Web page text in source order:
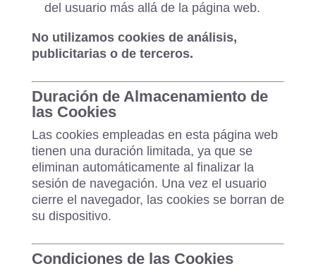
del usuario más allá de la página web.
No utilizamos cookies de análisis,
publicitarias o de terceros.
Duración de Almacenamiento de
las Cookies
Las cookies empleadas en esta página web
tienen una duración limitada, ya que se
eliminan automáticamente al finalizar la
sesión de navegación. Una vez el usuario
cierre el navegador, las cookies se borran de
su dispositivo.
Condiciones de las Cookies